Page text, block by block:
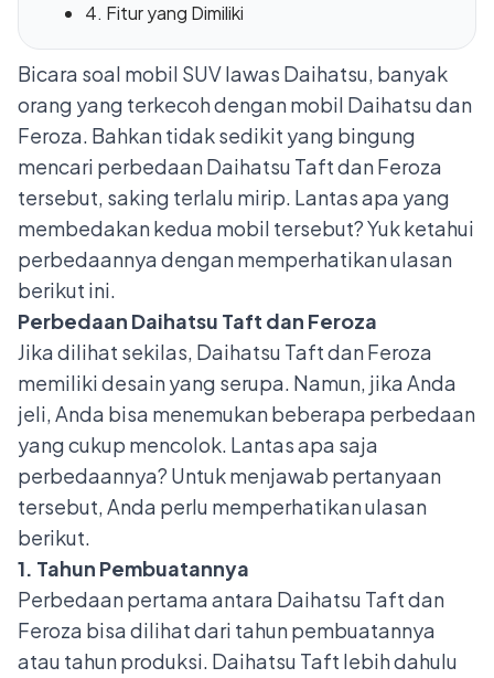
4. Fitur yang Dimiliki
Bicara soal mobil SUVlawas Daihatsu, banyak
orang yang terkecoh dengan mobil Daihatsu dan
Feroza. Bahkan tidak sedikit yang bingung
mencari perbedaan Daihatsu Taft dan Feroza
tersebut, saking terlalu mirip. Lantas apa yang
membedakan kedua mobil tersebut? Yuk ketahui
perbedaannya dengan memperhatikan ulasan
berikut ini.
Perbedaan Daihatsu Taft dan Feroza
Jika dilihat sekilas, Daihatsu Taft dan Feroza
memiliki desain yang serupa. Namun, jika Anda
jeli, Anda bisa menemukan beberapa perbedaan
yang cukup mencolok. Lantas apa saja
perbedaannya? Untuk menjawab pertanyaan
tersebut, Anda perlu memperhatikan ulasan
berikut.
1. Tahun Pembuatannya
Perbedaan pertama antara Daihatsu Taftdan
Feroza bisa dilihat dari tahun pembuatannya
atau tahun produksi. Daihatsu Taft lebih dahulu